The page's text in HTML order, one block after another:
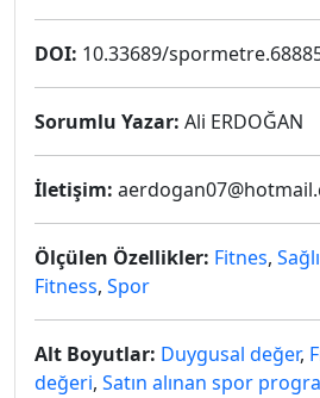
DOI: 10.33689/
Sorumlu Yazar: Ali ERDOĞAN
İletişim:
Ölçülen Özellikler: Fitnes,
Fitness, Spor
Alt Boyutlar: Duygusal değer,
değeri, Satın alınan spor